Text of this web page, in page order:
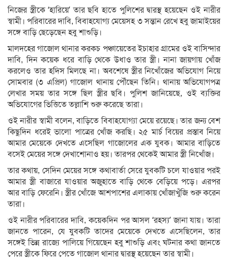
নিজের স্ত্রীকে ‘হারিয়ে’ তার ছবি হাতে পুলিশের দ্বারস্থ হয়েছেন ওই নারীর
স্বামী। পরিবারের দাবি, বিবাহযোগ্য মেয়েসহ ৩ সন্তান রেখে হবু জামাইয়ের
সঙ্গে বাড়ি ছেড়েছেন হবু শাশুড়ি।
মালদহের গাজোল থানার করকচ পঞ্চায়েতের ইচাহার গ্রামের ওই বাসিন্দার
দাবি, দিন কয়েক ধরে বাড়ি থেকে উধাও তার স্ত্রী। নানা জায়গায় খোঁজ
করলেও তার হদিস মিলছে না। অবশেষে স্ত্রীর নিখোঁজের অভিযোগ নিয়ে
সোমবার (৩ এপ্রিল) গাজোল থানায় পৌঁছেন তিনি। থানায় অভিযোগপত্র
লেখার সময় তার সঙ্গে ছিল স্ত্রীর ছবি। পুলিশ জানিয়েছে, ওই ব্যক্তির
অভিযোগের ভিত্তিতে তল্লাশি শুরু করেছে তারা।
ওই নারীর স্বামী বলেন, বাড়িতে বিবাহযোগ্যা মেয়ে রয়েছে। তার জন্য বেশ
কিছুদিন ধরেই ভালো পাত্রের খোঁজ করছি। ২৫ মার্চ বিয়ের প্রস্তাব নিয়ে
আমার মেয়েকে দেখতে এসেছিল গাজোলের এক যুবক। আমার বাড়িতে
বসেই মেয়ের সঙ্গে দেখাশোনাও হয়। তারপর থেকেই আমার স্ত্রী নিখোঁজ।
তার কথায়, সেদিন মেয়ের সঙ্গে কথাবার্তা সেরে যুবকটি চলে যাওয়ার পরই
আমার স্ত্রী বাজারে যাওয়ার অজুহাতে বাড়ি থেকে বেড়িয়ে পড়ে। এরপর
আর বাড়ি ফেরেনি। স্ত্রীর খোঁজে আশপাশের এলাকায় খোঁজাখুঁজি শুরু করেন
তারা।
ওই নারীর পরিবারের দাবি, কয়েকদিন পর আসল ‘রহস্য’ জানা যায়। তারা
জানতে পারেন, যে যুবকটি তাদের মেয়েকে দেখতে এসেছিলেন, তার
সঙ্গেই ভিন্ন রাজ্যে পালিয়ে গিয়েছেন হবু শাশুড়ি এবং ঘটনার কথা জানতে
পেরে স্ত্রীকে ফিরে পেতে গাজোল থানার দ্বারস্থ হয়েছেন তার স্বামী।